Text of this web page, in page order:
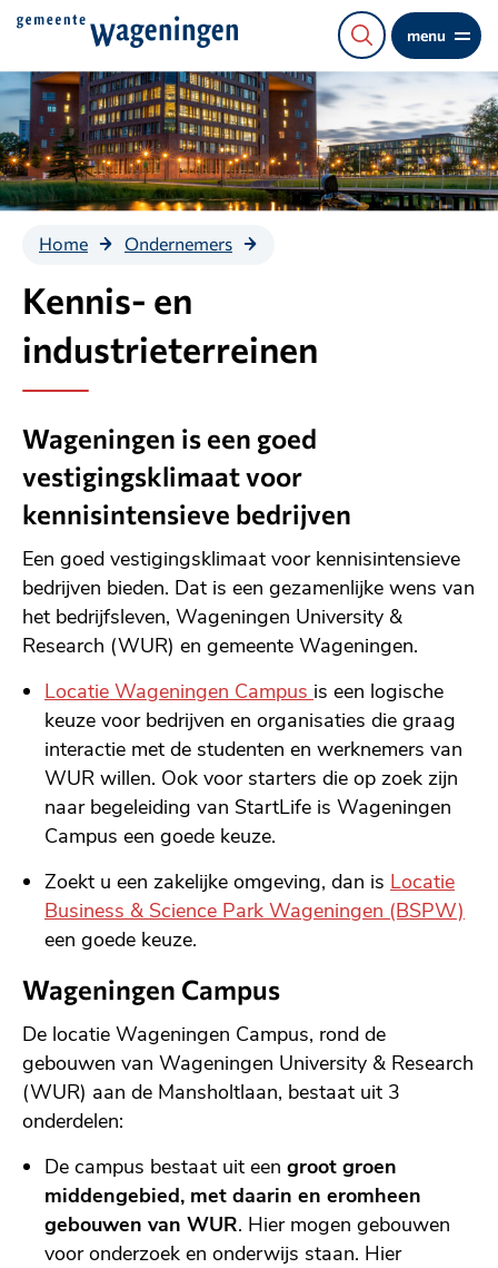
Direct
de
content
menu
Home Ondernemers
Kennis- en
industrieterreinen
Wageningen is een goed
vestigingsklimaat voor
kennisintensieve bedrijven
Een goed vestigingsklimaat voor kennisintensieve
bedrijven bieden. Dat is een gezamenlijke wens van
het bedrijfsleven, Wageningen University &
Research (WUR) en gemeente Wageningen.
Locatie Wageningen Campus is een logische
keuze voor bedrijven en organisaties die graag
interactie met de studenten en werknemers van
WUR willen. Ook voor starters die op zoek zijn
naar begeleiding van StartLife is Wageningen
Campus een goede keuze.
Zoekt u een zakelijke omgeving, dan is Locatie
Business & Science Park Wageningen (BSPW)
een goede keuze.
Wageningen Campus
De locatie Wageningen Campus, rond de
gebouwen van Wageningen University & Research
(WUR) aan de Mansholtlaan, bestaat uit 3
onderdelen:
De campus bestaat uit een groot groen
middengebied, met daarin en eromheen
gebouwen van WUR. Hier mogen gebouwen
voor onderzoek en onderwijs staan. Hier